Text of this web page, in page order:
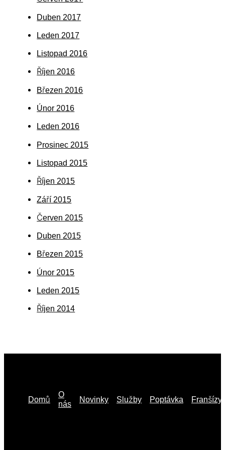
Duben 2017
Leden 2017
Listopad 2016
Říjen 2016
Březen 2016
Únor 2016
Leden 2016
Prosinec 2015
Listopad 2015
Říjen 2015
Září 2015
Červen 2015
Duben 2015
Březen 2015
Únor 2015
Leden 2015
Říjen 2014
Domů
O
nás
Novinky Služby Poptávka Franšízy